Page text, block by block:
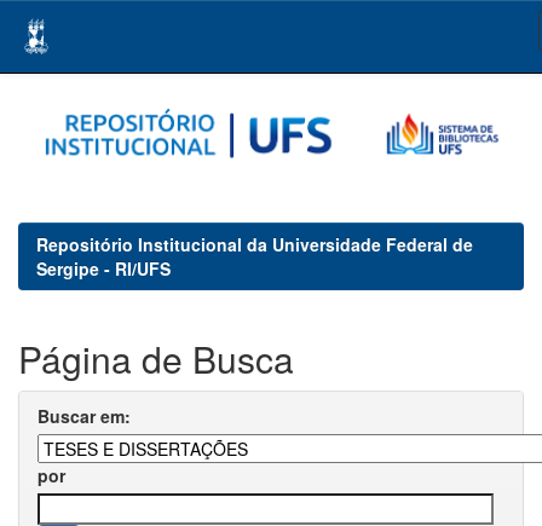
navigation
Repositório Institucional da Universidade Federal de
Sergipe - RI/UFS
Página de Busca
Buscar em:
por